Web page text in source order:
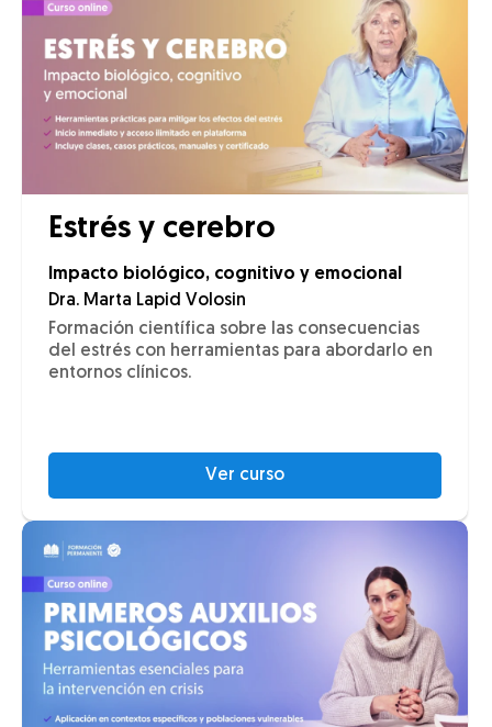
Estrés y cerebro
Impacto biológico, cognitivo y emocional
Dra. Marta Lapid Volosin
Formación científica sobre las consecuencias
del estrés con herramientas para abordarlo en
entornos clínicos.
Ver curso